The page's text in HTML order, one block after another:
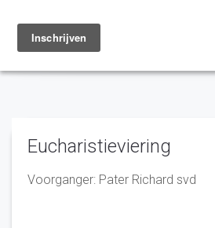
Toggle
navigation
Eucharistieviering
Voorganger: Pater Richard svd